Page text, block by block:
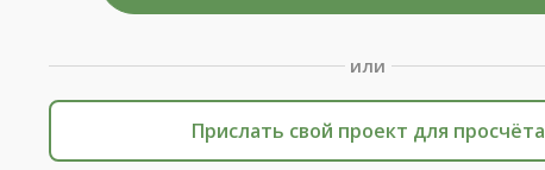
или
Прислать свой проект для просчёта